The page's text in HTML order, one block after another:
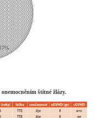
štítné žlázy.